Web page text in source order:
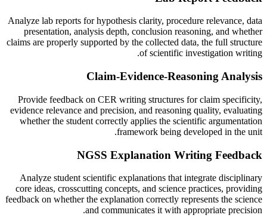
Analyze lab reports for hypothesis clarity, procedure relevance, data
presentation, analysis depth, conclusion reasoning, and whether
claims are properly supported by the collected data, the full structure
of scientific investigation writing.
Claim-Evidence-Reasoning Analysis
Provide feedback on CER writing structures for claim specificity,
evidence relevance and precision, and reasoning quality, evaluating
whether the student correctly applies the scientific argumentation
framework being developed in the unit.
NGSS Explanation Writing Feedback
Analyze student scientific explanations that integrate disciplinary
core ideas, crosscutting concepts, and science practices, providing
feedback on whether the explanation correctly represents the science
and communicates it with appropriate precision.